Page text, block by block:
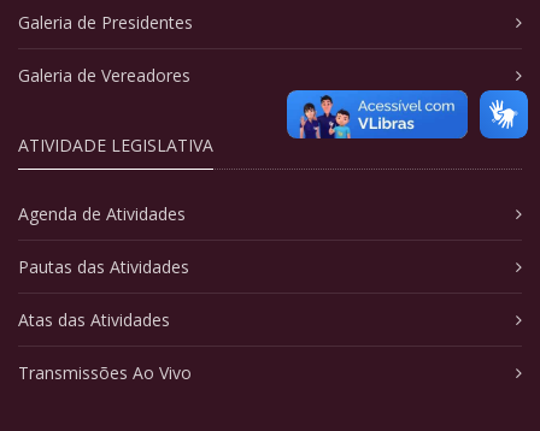
Galeria de Presidentes
Galeria de Vereadores
ATIVIDADE LEGISLATIVA
Agenda de Atividades
Pautas das Atividades
Atas das Atividades
Transmissões Ao Vivo